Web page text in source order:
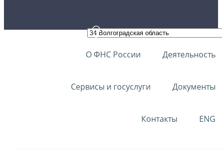
О ФНС России Деятельность
Сервисы и госуслуги Документы
Контакты ENG